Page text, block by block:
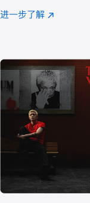
注
进一步了解 Apple
(在
口
中
打
开)